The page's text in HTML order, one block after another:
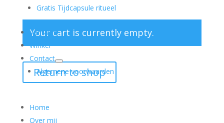
Gratis Tijdcapsule ritueel
Verhalen
Winkel
Contact
Algemene voorwaarden
Home
Over mij
Your cart is currently empty.
Return to shop